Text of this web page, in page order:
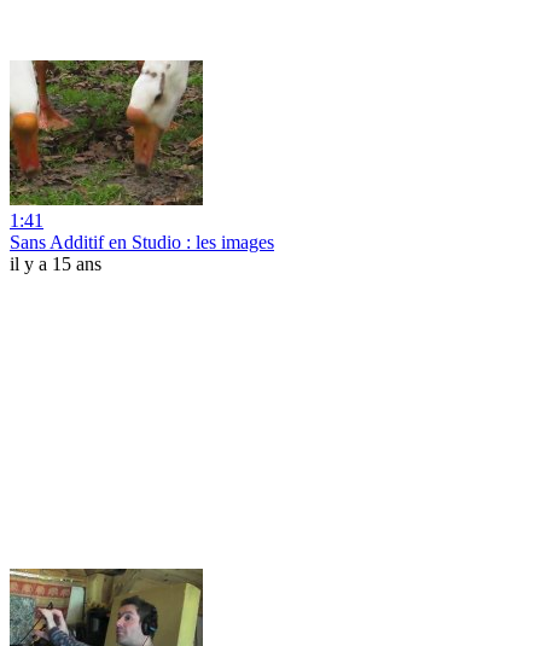
1:41
Sans Additif en Studio : les images
il y a 15 ans